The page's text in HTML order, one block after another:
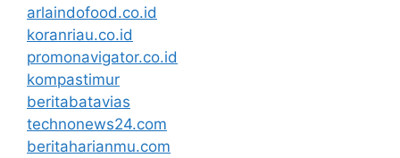
arlaindofood.co.id
koranriau.co.id
promonavigator.co.id
kompastimur
beritabatavias
technonews24.com
beritaharianmu.com